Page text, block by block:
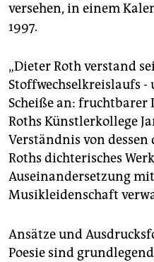
versehen, in einem
1997.
„Dieter Roth verstand
Stoffwechselkreislaufs
Scheiße an: fruchtbarer
Roths Künstlerkollege
Verständnis von
Roths dichterisches
Auseinandersetzung
Musikleidenschaft
Ansätze und
Poesie sind